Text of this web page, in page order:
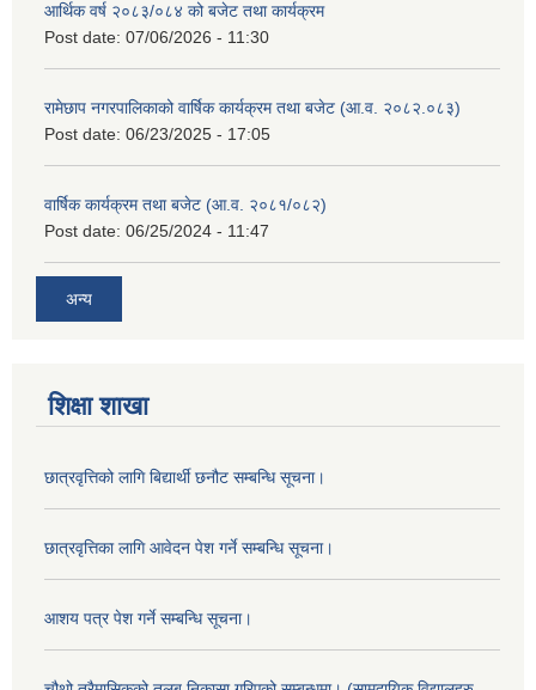
आर्थिक वर्ष २०८३/०८४ को बजेट तथा कार्यक्रम
Post date: 07/06/2026 - 11:30
रामेछाप नगरपालिकाको वार्षिक कार्यक्रम तथा बजेट (आ.व. २०८२.०८३)
Post date: 06/23/2025 - 17:05
वार्षिक कार्यक्रम तथा बजेट (आ.व. २०८१/०८२)
Post date: 06/25/2024 - 11:47
अन्य
शिक्षा शाखा
छात्रवृत्तिको लागि बिद्यार्थी छनौट सम्बन्धि सूचना।
छात्रवृत्तिका लागि आवेदन पेश गर्ने सम्बन्धि सूचना।
आशय पत्र पेश गर्ने सम्बन्धि सूचना।